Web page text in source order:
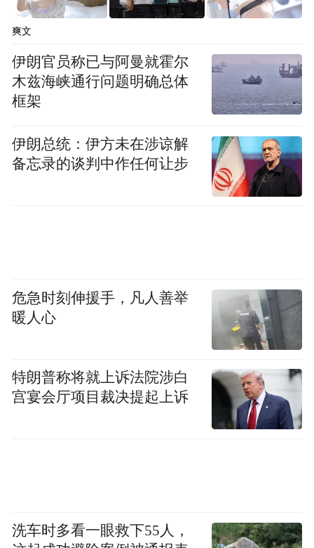
爽文
伊朗官员称已与阿曼就霍尔
木兹海峡通行问题明确总体
框架
伊朗总统：伊方未在涉谅解
备忘录的谈判中作任何让步
危急时刻伸援手，凡人善举
暖人心
特朗普称将就上诉法院涉白
宫宴会厅项目裁决提起上诉
洗车时多看一眼救下55人，